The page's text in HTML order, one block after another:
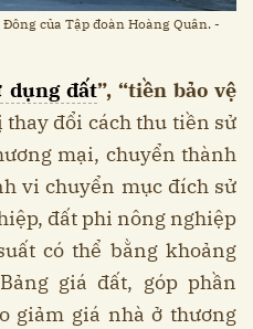
của Tập đoàn Hoàng Quân. -
dụng đất”, “tiền bảo vệ
thay đổi cách thu tiền sử
mại, chuyển thành
vi chuyển mục đích sử
đất phi nông nghiệp
có thể bằng khoảng
giá đất, góp phần
giảm giá nhà ở thương